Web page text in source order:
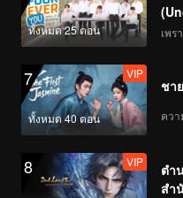
VIP
VIP
ทั้งหมด 25 ตอน
7
ทั้งหมด 40 ตอน
VIP
ชา
ควา
8 VIP
ตำ
สำ